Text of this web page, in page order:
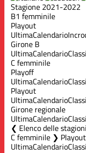
Stagione 2021-2022
B1 femminile
Playout
UltimaCalendario
Girone B
UltimaCalendario
C femminile
Playoff
UltimaCalendario
Playout
UltimaCalendario
Girone regionale
UltimaCalendario
Elenco delle stagioni
C femminile ❯ Playout
UltimaCalendario